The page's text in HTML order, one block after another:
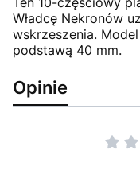
Władcę Nekronów
wskrzeszenia.
podstawą 40 mm.
Opinie